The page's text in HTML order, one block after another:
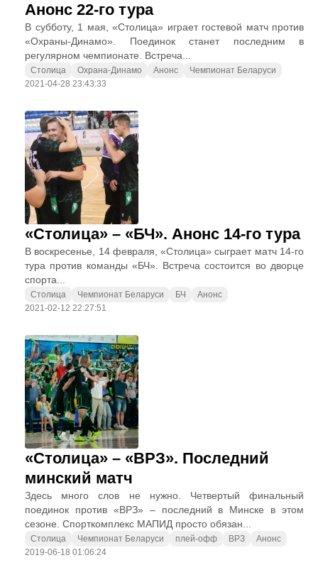
Анонс 22-го тура
В субботу, 1 мая, «Столица» играет гостевой матч против
«Охраны-Динамо». Поединок станет последним в
регулярном чемпионате. Встреча...
Столица Охрана-Динамо Анонс
Чемпионат Беларуси
2021-04-28 23:43:33
«Столица» – «БЧ». Анонс 14-го тура
В воскресенье, 14 февраля, «Столица» сыграет матч 14-го
тура против команды «БЧ». Встреча состоится во дворце
спорта...
Столица Чемпионат Беларуси БЧ
Анонс
2021-02-12 22:27:51
«Столица» – «ВРЗ». Последний
минский матч
Здесь много слов не нужно. Четвертый финальный
поединок против «ВРЗ» – последний в Минске в этом
сезоне. Спорткомплекс МАПИД просто обязан...
Столица Чемпионат Беларуси плей-офф ВРЗ
Анонс
2019-06-18 01:06:24